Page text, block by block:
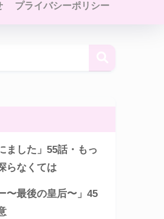
プライバシーポリシー
ました」55話・もっ
らなくては
〜最後の皇后〜」45